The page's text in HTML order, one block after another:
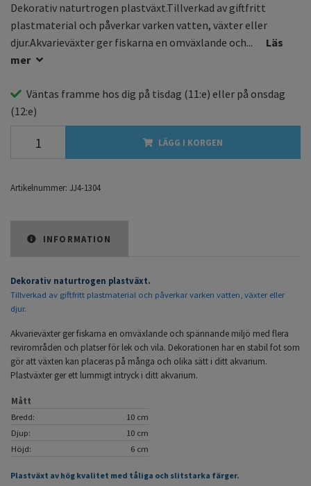
Dekorativ naturtrogen plastväxt.Tillverkad av giftfritt
plastmaterial och påverkar varken vatten, växter eller
djur.Akvarieväxter ger fiskarna en omväxlande och...
Läs
mer
Väntas framme hos dig på tisdag (11:e) eller på onsdag
(12:e)
LÄGG I KORGEN
Artikelnummer: JJ4-1304
INFORMATION
Dekorativ naturtrogen plastväxt.
Tillverkad av giftfritt plastmaterial och påverkar varken vatten, växter eller
djur.
Akvarieväxter ger fiskarna en omväxlande och spännande miljö med flera
revirområden och platser för lek och vila. Dekorationen har en stabil fot som
gör att växten kan placeras på många och olika sätt i ditt akvarium.
Plastväxter ger ett lummigt intryck i ditt akvarium.
Mått
Bredd:
10 cm
Djup:
10 cm
Höjd:
6 cm
Plastväxt av hög kvalitet med tåliga och slitstarka färger.